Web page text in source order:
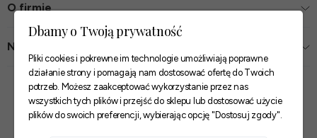
O firmie
Nasze sklepy
Zaufane płatności
Dbamy o Twoją prywatność
Pliki cookies i pokrewne im technologie umożliwiają poprawne
działanie strony i pomagają nam dostosować ofertę do Twoich
potrzeb. Możesz zaakceptować wykorzystanie przez nas
wszystkich tych plików i przejść do sklepu lub dostosować użycie
plików do swoich preferencji, wybierając opcję "Dostosuj zgody".